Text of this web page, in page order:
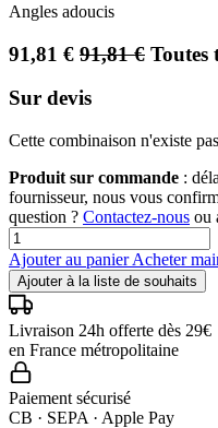
Angles adoucis
91,81 € 91,81€ Toutes
Sur devis
Cette combinaison n'existe
Produit sur commande :
fournisseur, nous vous
question ? Contactez-nous ou
Ajouter au panierAcheter
Ajouter à la liste de souhaits
Livraison 24h offerte dès 29€
en France métropolitaine
Paiement sécurisé
CB · SEPA · Apple Pay